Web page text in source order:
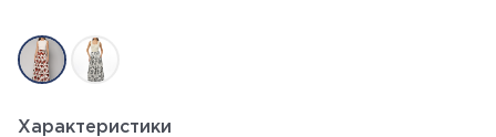
Характеристики